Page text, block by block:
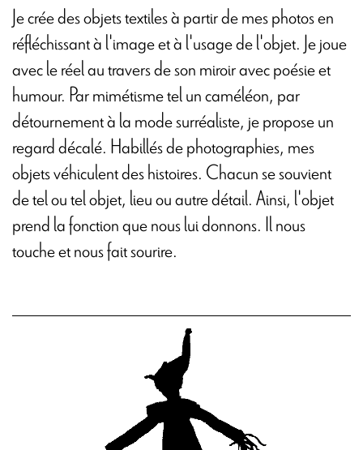
Je crée des objets textiles à partir de mes photos en
réfléchissant à l'image et à l'usage de l'objet. Je joue
avec le réel au travers de son miroir avec poésie et
humour. Par mimétisme tel un caméléon, par
détournement à la mode surréaliste, je propose un
regard décalé. Habillés de photographies, mes
objets véhiculent des histoires. Chacun se souvient
de tel ou tel objet, lieu ou autre détail. Ainsi, l'objet
prend la fonction que nous lui donnons. Il nous
touche et nous fait sourire.